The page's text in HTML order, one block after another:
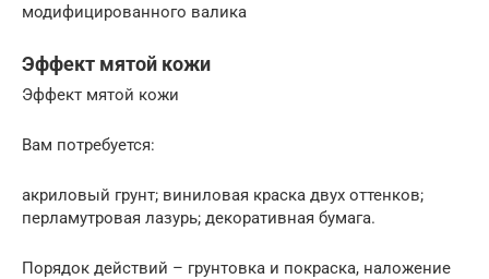
модифицированного валика
Эффект мятой кожи
Эффект мятой кожи
Вам потребуется:
акриловый грунт; виниловая краска двух оттенков;
перламутровая лазурь; декоративная бумага.
Порядок действий – грунтовка и покраска, наложение